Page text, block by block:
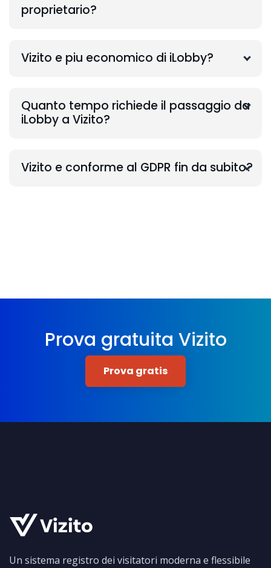
proprietario?
Vizito e piu economico di iLobby?
Quanto tempo richiede il passaggio da
iLobby a Vizito?
Vizito e conforme al GDPR fin da subito?
Prova gratuita Vizito
Prova gratis
Un sistema registro dei visitatori moderna e flessibile